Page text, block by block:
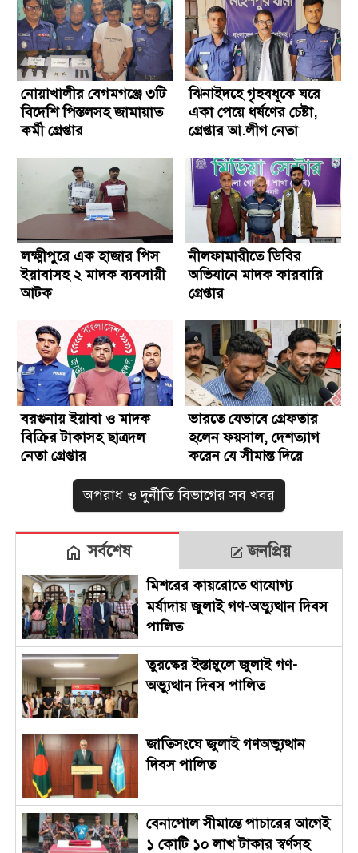
নোয়াখালীর বেগমগঞ্জে ৩টি
বিদেশি পিস্তলসহ জামায়াত
কর্মী গ্রেপ্তার
ঝিনাইদহে গৃহবধূকে ঘরে
একা পেয়ে ধর্ষণের চেষ্টা,
গ্রেপ্তার আ.লীগ নেতা
লক্ষ্মীপুরে এক হাজার পিস
ইয়াবাসহ ২ মাদক ব্যবসায়ী
আটক
নীলফামারীতে ডিবির
অভিযানে মাদক কারবারি
গ্রেপ্তার
বরগুনায় ইয়াবা ও মাদক
বিক্রির টাকাসহ ছাত্রদল
নেতা গ্রেপ্তার
ভারতে যেভাবে গ্রেফতার
হলেন ফয়সাল, দেশত্যাগ
করেন যে সীমান্ত দিয়ে
অপরাধ ও দুর্নীতি বিভাগের সব খবর
সর্বশেষ জনপ্রিয়
মিশরের কায়রোতে থাযোগ্য
মর্যাদায় জুলাই গণ-অভ্যুত্থান দিবস
পালিত
তুরস্কের ইস্তাম্বুলে জুলাই গণ-
অভ্যুত্থান দিবস পালিত
জাতিসংঘে জুলাই গণঅভ্যুত্থান
দিবস পালিত
বেনাপোল সীমান্তে পাচারের আগেই
১ কোটি ১০ লাখ টাকার স্বর্ণসহ